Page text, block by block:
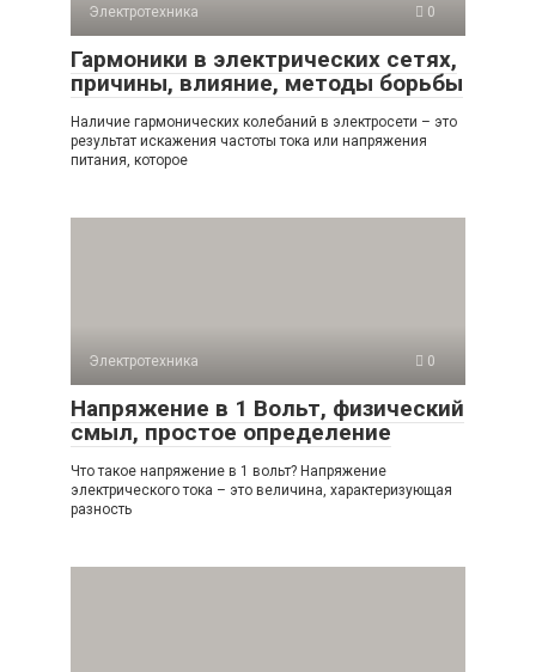
Электротехника 0
Гармоники в электрических сетях,
причины, влияние, методы борьбы
Наличие гармонических колебаний в электросети – это
результат искажения частоты тока или напряжения
питания, которое
Электротехника 0
Напряжение в 1 Вольт, физический
смыл, простое определение
Что такое напряжение в 1 вольт? Напряжение
электрического тока – это величина, характеризующая
разность